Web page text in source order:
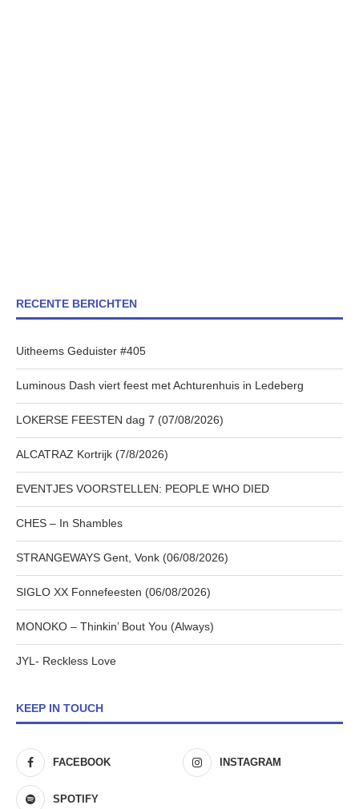
RECENTE BERICHTEN
Uitheems Geduister #405
Luminous Dash viert feest met Achturenhuis in Ledeberg
LOKERSE FEESTEN dag 7 (07/08/2026)
ALCATRAZ Kortrijk (7/8/2026)
EVENTJES VOORSTELLEN: PEOPLE WHO DIED
CHES – In Shambles
STRANGEWAYS Gent, Vonk (06/08/2026)
SIGLO XX Fonnefeesten (06/08/2026)
MONOKO – Thinkin’ Bout You (Always)
JYL- Reckless Love
KEEP IN TOUCH
FACEBOOK INSTAGRAM
SPOTIFY